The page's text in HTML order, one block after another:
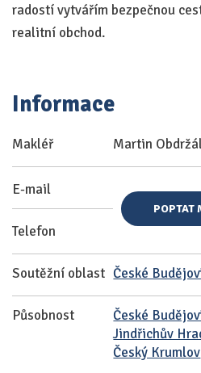
radostí vytvářím bezpečnou
realitní obchod.
Informace
Makléř Martin
E-mail
Telefon
POPTAT
Soutěžní oblast České
Působnost České
Jindřichův
Český Krumlov